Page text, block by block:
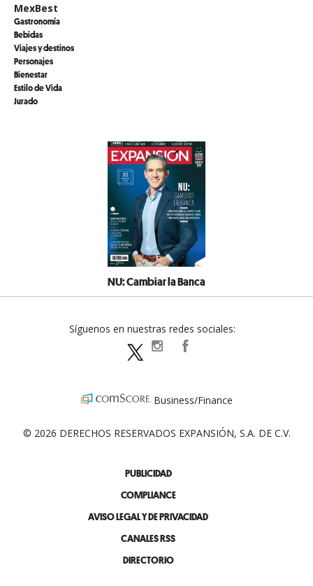
MexBest
Gastronomía
Bebidas
Viajes y destinos
Personajes
Bienestar
Estilo de Vida
Jurado
NU: Cambiar la Banca
PUBLICIDAD
COMPLIANCE
AVISO LEGAL Y DE PRIVACIDAD
CANALES RSS
DIRECTORIO
Síguenos en nuestras redes sociales:
expansionpolitica
Business/Finance
© 2026 DERECHOS RESERVADOS EXPANSIÓN, S.A. DE C.V.